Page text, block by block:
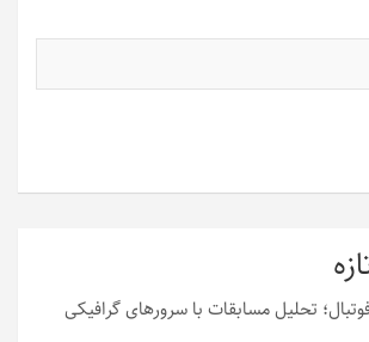
تحلیل مسابقات با سرورهای گرافیکی